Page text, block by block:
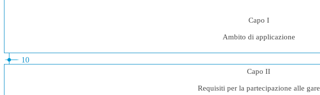
Capo I
Ambito di applicazione
10
Capo II
Requisiti per la partecipazione alle gare